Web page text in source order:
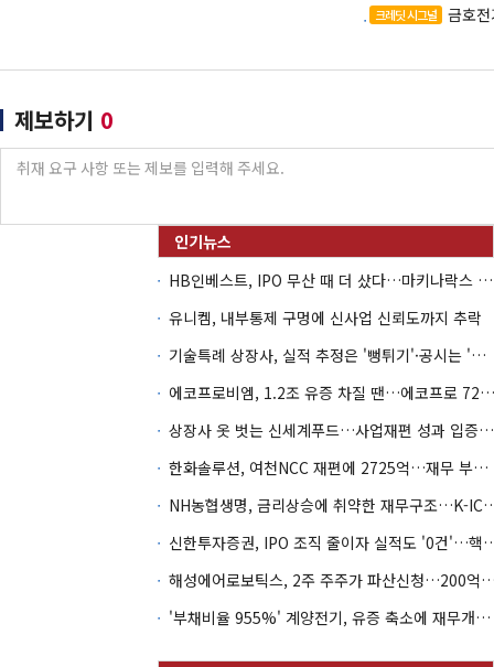
크레딧 시그널 금호
제보하기 0
HB인베스트, IPO 무산 때 더 샀다…마키나락스 투자 2.7배 회수
유니켐, 내부통제 구멍에 신사업 신뢰도까지 추락
기술특례 상장사, 실적 추정은 '뻥튀기'·공시는 '누락'
에코프로비엠, 1.2조 유증 차질 땐…에코프로 7270억 '독박'
상장사 옷 벗는 신세계푸드…사업재편 성과 입증할까
한화솔루션, 여천NCC 재편에 2725억…재무 부담 커지나
NH농협생명, 금리상승에 취
신한투자증권, IPO 조직 줄
해성에어로보틱스, 2주 주주가 파산
'부채비율 955%' 계양전기, 유증 축소에 재무개선 효과 '뚝'